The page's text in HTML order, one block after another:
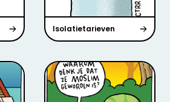
Isolatietarieven